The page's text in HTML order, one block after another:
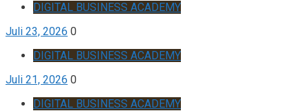
DIGITAL BUSINESS ACADEMY
Juli 23, 2026 0
DIGITAL BUSINESS ACADEMY
Juli 21, 2026 0
DIGITAL BUSINESS ACADEMY